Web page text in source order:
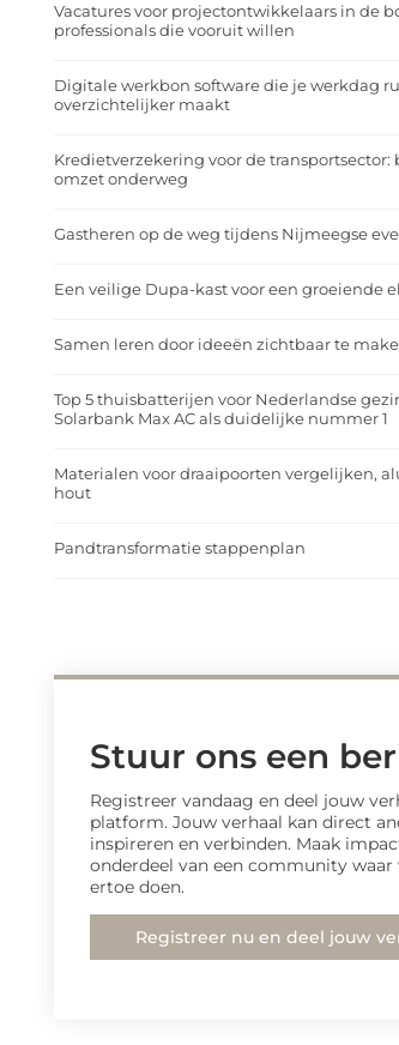
Vacatures voor projectontwikkelaars in de
professionals die vooruit willen
Digitale werkbon software die je werkdag
overzichtelijker maakt
Kredietverzekering voor de transportsector:
omzet onderweg
Gastheren op de weg tijdens Nijmeegse
Een veilige Dupa-kast voor een groeiende
Samen leren door ideeën zichtbaar te
Top 5 thuisbatterijen voor Nederlandse
Solarbank Max AC als duidelijke nummer 1
Materialen voor draaipoorten vergelijken,
hout
Pandtransformatie stappenplan
Stuur ons een
Registreer vandaag en deel jouw
platform. Jouw verhaal kan direct
inspireren en verbinden. Maak
onderdeel van een community waar
ertoe doen.
Registreer nu en deel jouw